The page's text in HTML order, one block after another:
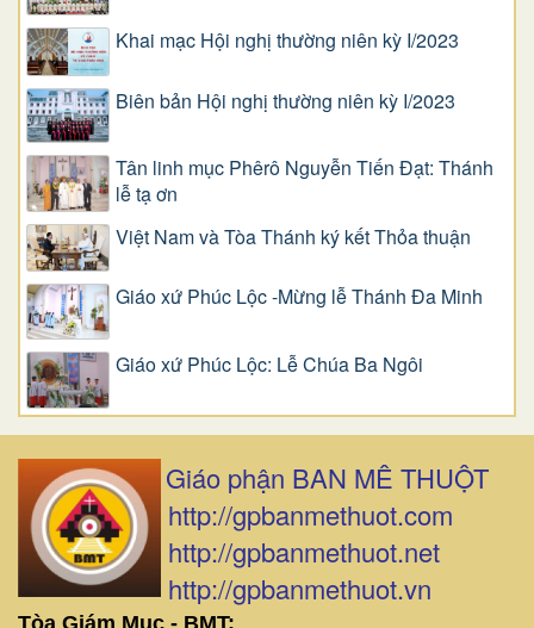
Khai mạc Hội nghị thường niên kỳ I/2023
Biên bản Hội nghị thường niên kỳ I/2023
Tân linh mục Phêrô Nguyễn Tiến Đạt: Thánh
lễ tạ ơn
Việt Nam và Tòa Thánh ký kết Thỏa thuận
Giáo xứ Phúc Lộc -Mừng lễ Thánh Đa Minh
Giáo xứ Phúc Lộc: Lễ Chúa Ba Ngôi
Giáo phận BAN MÊ THUỘT
http://gpbanmethuot.com
http://gpbanmethuot.net
http://gpbanmethuot.vn
Tòa Giám Mục - BMT: